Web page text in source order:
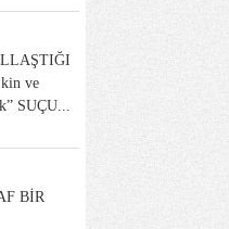
ve
SUÇU...
BİR